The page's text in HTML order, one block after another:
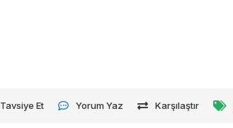
Tavsiye Et Yorum Yaz Karşılaştır